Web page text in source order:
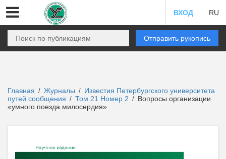
ВХОД RU
Отправить рукопись
Главная / Журналы / Известия Петербургского университета
путей сообщения / Том 21 Номер 2 / Вопросы организации
«умного поезда милосердия»